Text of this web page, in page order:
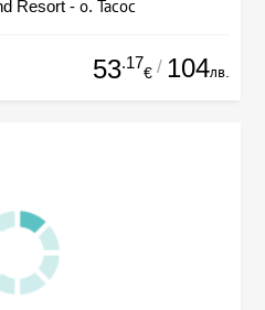
Resort - о. Тасос
53.17
€ / 104лв.